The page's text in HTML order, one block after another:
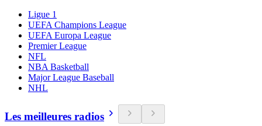
Ligue 1
UEFA Champions League
UEFA Europa League
Premier League
NFL
NBA Basketball
Major League Baseball
NHL
Les meilleures radios